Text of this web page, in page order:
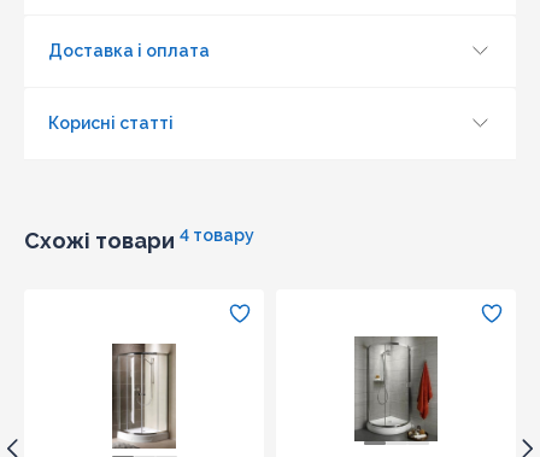
Доставка і оплата
Корисні статті
Схожі товари 4 товаруНадіслати